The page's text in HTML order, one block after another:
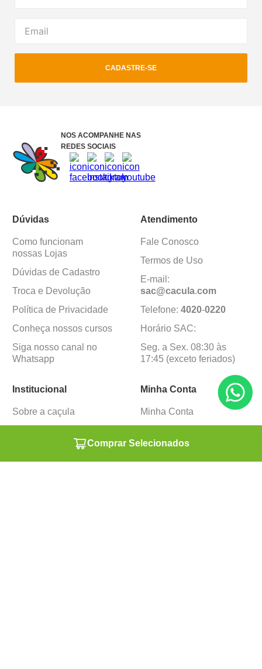
Comprar Selecionados
CADASTRE-SE
NOS ACOMPANHE NAS
REDES SOCIAIS
Dúvidas
Como funcionam
nossas Lojas
Dúvidas de Cadastro
Troca e Devolução
Política de Privacidade
Conheça nossos cursos
Siga nosso canal no
Whatsapp
Atendimento
Fale Conosco
Termos de Uso
E-mail:
sac@cacula.com
Telefone: 4020-0220
Horário SAC:
Seg. a Sex. 08:30 às
17:45 (exceto feriados)
Institucional
Sobre a caçula
Trabalhe Conosco
Minha Conta
Minha Conta